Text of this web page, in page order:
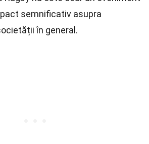
semnificativ asupra
în general.